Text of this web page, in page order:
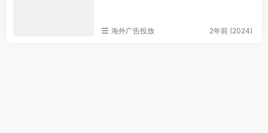
海外广告投放 2年前 (2024)